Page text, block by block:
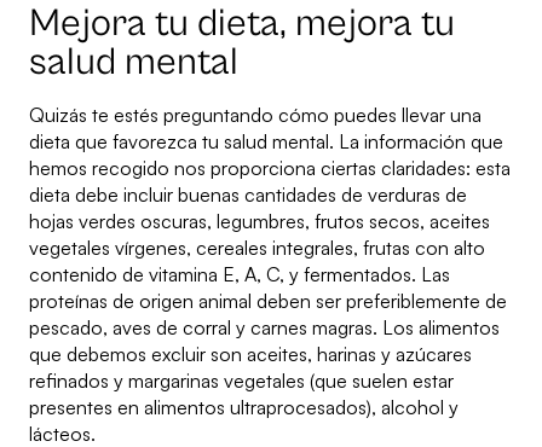
Mejora tu dieta, mejora tu
salud mental
Quizás te estés preguntando cómo puedes llevar una
dieta que favorezca tu salud mental. La información que
hemos recogido nos proporciona ciertas claridades: esta
dieta debe incluir buenas cantidades de verduras de
hojas verdes oscuras, legumbres, frutos secos, aceites
vegetales vírgenes, cereales integrales, frutas con alto
contenido de vitamina E, A, C, y fermentados. Las
proteínas de origen animal deben ser preferiblemente de
pescado, aves de corral y carnes magras. Los alimentos
que debemos excluir son aceites, harinas y azúcares
refinados y margarinas vegetales (que suelen estar
presentes en alimentos ultraprocesados), alcohol y
lácteos.